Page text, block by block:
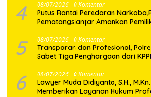
4 08/07/2026 0 Komentar
Putus Rantai Peredaran
Pematangsianțar Amankan
5 08/07/2026 0 Komentar
Transparan dan Profesional,
Sabet Tiga Penghargaan dari
6 08/07/2026 0 Komentar
Lawyer Muda Didiyanto, S.H.,
Memberikan Layanan Hukum